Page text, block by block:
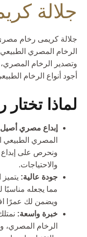
جلالة
جلالة كريمى رخام
الرخام المصري
وتصدير الرخام
أجود أنواع الرخام
لماذا
إبداع مصري
المصري الطبيعي
ونحرص على إبداع
والاحتياجات.
جودة عالية:
مما يجعله
ويضمن لك عمرًا
خبرة واسعة:
الرخام